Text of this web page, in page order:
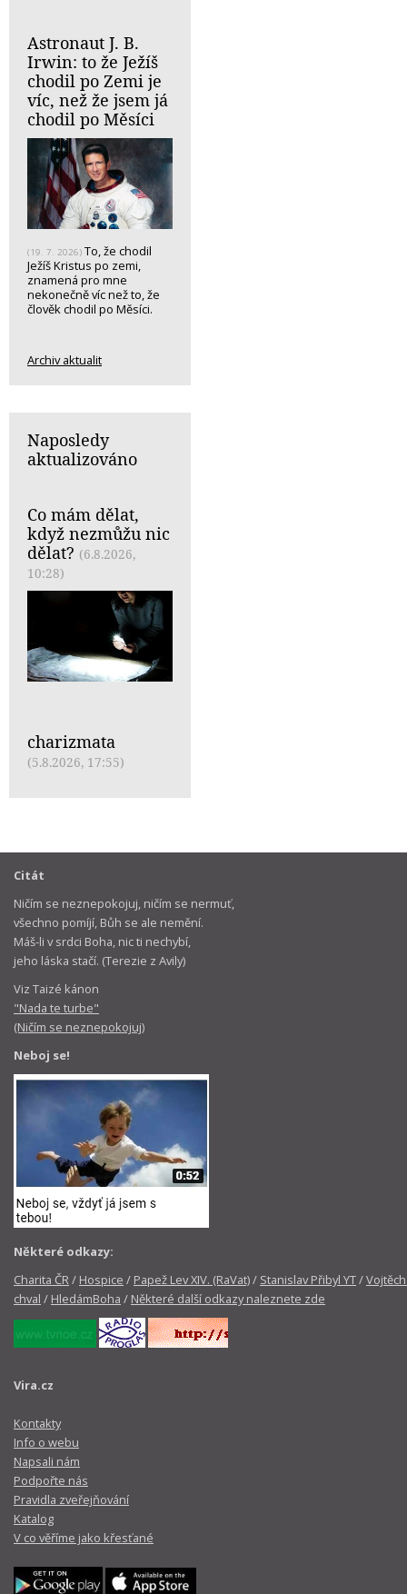
Astronaut J. B.
Irwin: to že Ježíš
chodil po Zemi je
víc, než že jsem já
chodil po Měsíci
(19. 7. 2026) To, že chodil
Ježíš Kristus po zemi,
znamená pro mne
nekonečně víc než to, že
člověk chodil po Měsíci.
Archiv aktualit
Naposledy
aktualizováno
Co mám dělat,
když nezmůžu nic
dělat? (6.8.2026,
10:28)
charizmata
(5.8.2026, 17:55)
Citát
Ničím se neznepokojuj, ničím se nermuť,
všechno pomíjí, Bůh se ale nemění.
Máš-li v srdci Boha, nic ti nechybí,
jeho láska stačí. (Terezie z Avily)
Viz Taizé kánon
"Nada te turbe"
(Ničím se neznepokojuj)
Neboj se!
Některé odkazy:
Charita ČR/ Hospice / Papež Lev XIV. (RaVat)/ Stanislav Přibyl YT/
chval / HledámBoha / Některé další odkazy naleznete zde
Vira.cz
Kontakty
Info o webu
Napsali nám
Podpořte nás
Pravidla zveřejňování
Katalog
V co věříme jako křesťané